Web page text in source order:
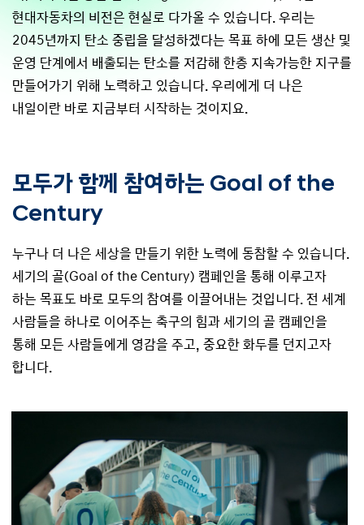
현대자동차의 비전은 현실로 다가올 수 있습니다. 우리는
2045년까지 탄소 중립을 달성하겠다는 목표 하에 모든 생산 및
운영 단계에서 배출되는 탄소를 저감해 한층 지속가능한 지구를
만들어가기 위해 노력하고 있습니다. 우리에게 더 나은
내일이란 바로 지금부터 시작하는 것이지요.
모두가 함께 참여하는 Goal of the
Century
누구나 더 나은 세상을 만들기 위한 노력에 동참할 수 있습니다.
세기의 골(Goal of the Century) 캠페인을 통해 이루고자
하는 목표도 바로 모두의 참여를 이끌어내는 것입니다. 전 세계
사람들을 하나로 이어주는 축구의 힘과 세기의 골 캠페인을
통해 모든 사람들에게 영감을 주고, 중요한 화두를 던지고자
합니다.